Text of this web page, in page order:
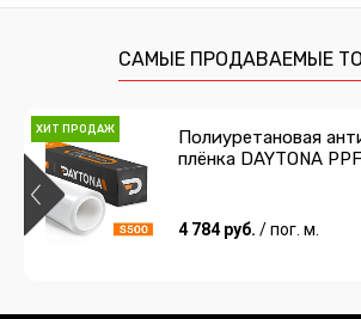
САМЫЕ ПРОДАВАЕМЫЕ
ХИТ ПРОДАЖ
Полиуретановая
плёнка DAYTONA
4 784 руб. / пог. м.